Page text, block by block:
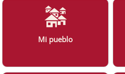
Mi pueblo